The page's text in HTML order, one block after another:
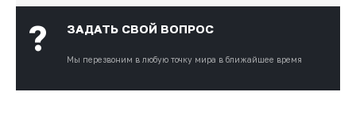
? ЗАДАТЬ СВОЙ ВОПРОС
Мы перезвоним в любую точку мира в ближайшее время